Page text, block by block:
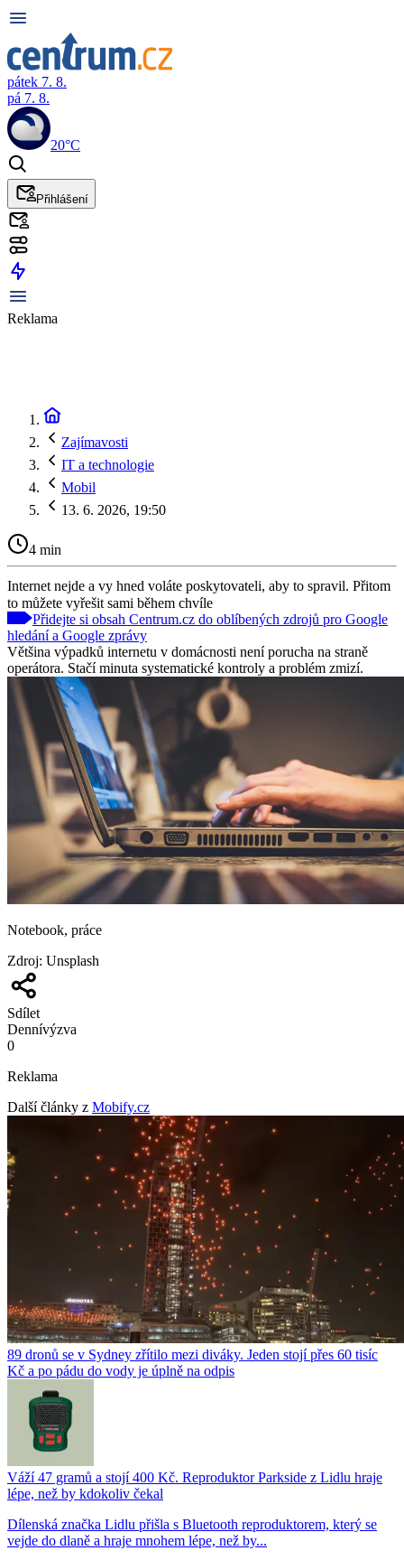
pátek 7. 8.
pá 7. 8.
20°C
Přihlášení
Reklama
Zajímavosti
IT a technologie
Mobil
13. 6. 2026, 19:50
4 min
Internet nejde a vy hned voláte poskytovateli, aby to spravil. Přitom
to můžete vyřešit sami během chvíle
Přidejte si obsah Centrum.cz do oblíbených zdrojů pro Google
hledání a Google zprávy
Většina výpadků internetu v domácnosti není porucha na straně
operátora. Stačí minuta systematické kontroly a problém zmizí.
Notebook, práce
Zdroj: Unsplash
Sdílet
Dennívýzva
0
Reklama
Další články z Mobify.cz
89 dronů se v Sydney zřítilo mezi diváky. Jeden stojí přes 60 tisíc
Kč a po pádu do vody je úplně na odpis
Váží 47 gramů a stojí 400 Kč. Reproduktor Parkside z Lidlu hraje
lépe, než by kdokoliv čekal
Dílenská značka Lidlu přišla s Bluetooth reproduktorem, který se
vejde do dlaně a hraje mnohem lépe, než by...